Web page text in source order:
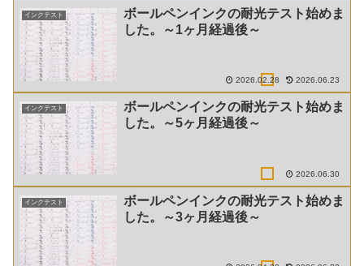
インクテスト
ボールペンインクの耐光テスト始めま
した。～1ヶ月経過後～
2026.02.28 2026.06.23
インクテスト
ボールペンインクの耐光テスト始めま
した。～5ヶ月経過後～
2026.06.30
インクテスト
ボールペンインクの耐光テスト始めま
した。～3ヶ月経過後～